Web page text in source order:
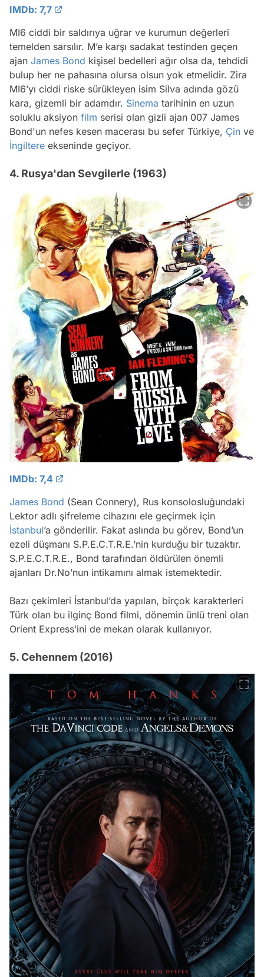
IMDb: 7,7
MI6 ciddi bir saldırıya uğrar ve kurumun değerleri
temelden sarsılır. M’e karşı sadakat testinden geçen
ajan James Bond kişisel bedelleri ağır olsa da, tehdidi
bulup her ne pahasına olursa olsun yok etmelidir. Zira
MI6’yı ciddi riske sürükleyen isim Silva adında gözü
kara, gizemli bir adamdır. Sinema tarihinin en uzun
soluklu aksiyon film serisi olan gizli ajan 007 James
Bond'un nefes kesen macerası bu sefer Türkiye, Çin ve
İngiltere ekseninde geçiyor.
4. Rusya'dan Sevgilerle (1963)
IMDb: 7,4
James Bond (Sean Connery), Rus konsolosluğundaki
Lektor adlı şifreleme cihazını ele geçirmek için
İstanbul’a gönderilir. Fakat aslında bu görev, Bond’un
ezeli düşmanı S.P.E.C.T.R.E.’nin kurduğu bir tuzaktır.
S.P.E.C.T.R.E., Bond tarafından öldürülen önemli
ajanları Dr.No’nun intikamını almak istemektedir.
Bazı çekimleri İstanbul’da yapılan, birçok karakterleri
Türk olan bu ilginç Bond filmi, dönemin ünlü treni olan
Orient Express’ini de mekan olarak kullanıyor.
5. Cehennem (2016)